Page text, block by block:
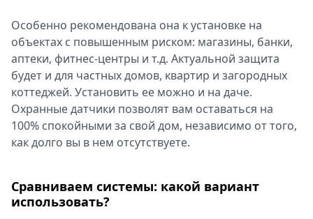
Особенно рекомендована она к установке на
объектах с повышенным риском: магазины, банки,
аптеки, фитнес-центры и т.д. Актуальной защита
будет и для частных домов, квартир и загородных
коттеджей. Установить ее можно и на даче.
Охранные датчики позволят вам оставаться на
100% спокойными за свой дом, независимо от того,
как долго вы в нем отсутствуете.
Сравниваем системы: какой вариант
использовать?